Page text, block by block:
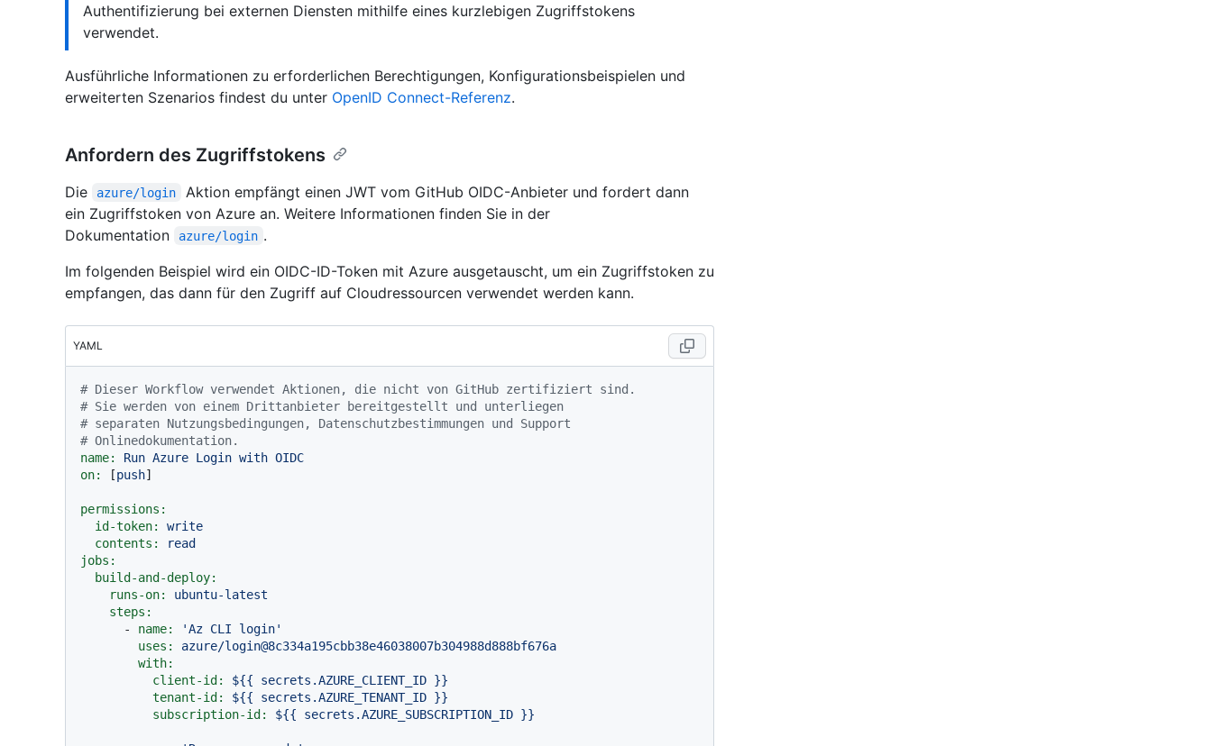
Authentifizierung bei externen Diensten mithilfe eines kurzlebigen Zugriffstokens
verwendet.
Ausführliche Informationen zu erforderlichen Berechtigungen, Konfigurationsbeispielen und
erweiterten Szenarios findest du unter OpenID Connect-Referenz.
Anfordern des Zugriffstokens
Die azure/login
Aktion empfängt einen JWT vom GitHub OIDC-Anbieter und fordert dann
ein Zugriffstoken von Azure an. Weitere Informationen finden Sie in der
Dokumentation
azure/login .
Im folgenden Beispiel wird ein OIDC-ID-Token mit Azure ausgetauscht, um ein Zugriffstoken zu
empfangen, das dann für den Zugriff auf Cloudressourcen verwendet werden kann.
YAML
# Dieser Workflow verwendet Aktionen, die nicht von GitHub zertifiziert sind.
# Sie werden von einem Drittanbieter bereitgestellt und unterliegen
# separaten Nutzungsbedingungen, Datenschutzbestimmungen und Support
# Onlinedokumentation.
name:
Run Azure Login with OIDC
on:
[push]
permissions:
id-token:
write
contents:
read
jobs:
build-and-deploy:
runs-on:
ubuntu-latest
steps:
-
name:
'Az CLI login'
uses:
azure/login@8c334a195cbb38e46038007b304988d888bf676a
with:
client-id:
${{ secrets.AZURE_CLIENT_ID }}
tenant-id:
${{ secrets.AZURE_TENANT_ID }}
subscription-id:
${{ secrets.AZURE_SUBSCRIPTION_ID }}